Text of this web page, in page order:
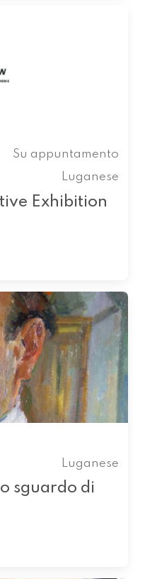
Su appuntamento
Luganese
Exhibition
Luganese
sguardo di